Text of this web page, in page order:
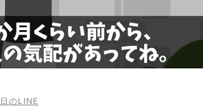
のLINE